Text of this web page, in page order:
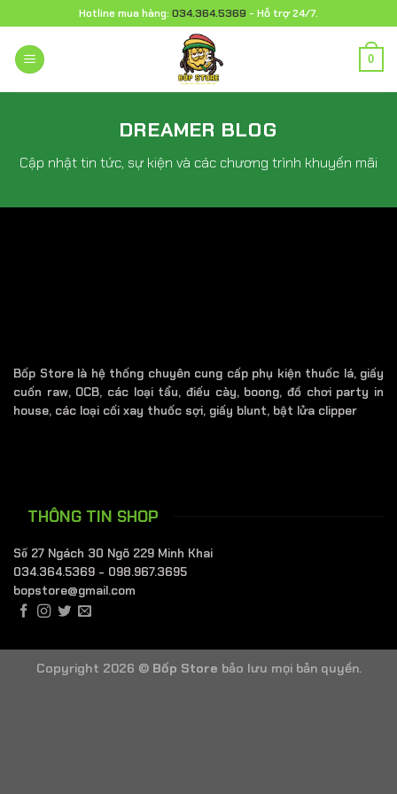
đến
nội
dung
Hotline mua hàng: 034.364.5369 - Hỗ trợ 24/7.
0
DREAMER BLOG
Cập nhật tin tức, sự kiện và các chương trình khuyến mãi
Bốp Store là hệ thống chuyên cung cấp phụ kiện thuốc lá, giấy
cuốn raw, OCB, các loại tẩu, điếu cày, boong, đồ chơi party in
house, các loại cối xay thuốc sợi, giấy blunt, bật lửa clipper
THÔNG TIN SHOP
Số 27 Ngách 30 Ngõ 229 Minh Khai
034.364.5369 - 098.967.3695
bopstore@gmail.com
Copyright 2026 © Bốp Store bảo lưu mọi bản quyền.